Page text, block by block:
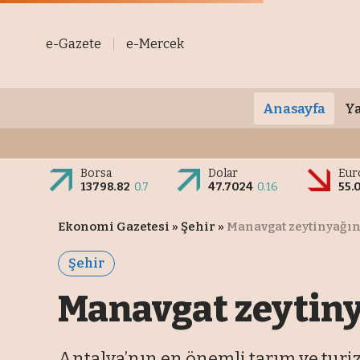
e-Gazete e-Mercek
Anasayfa
Borsa
13798.82 0.7
Dolar
47.7024 0.16
Ekonomi Gazetesi » Şehir » Manavgat
Şehir
Manavgat